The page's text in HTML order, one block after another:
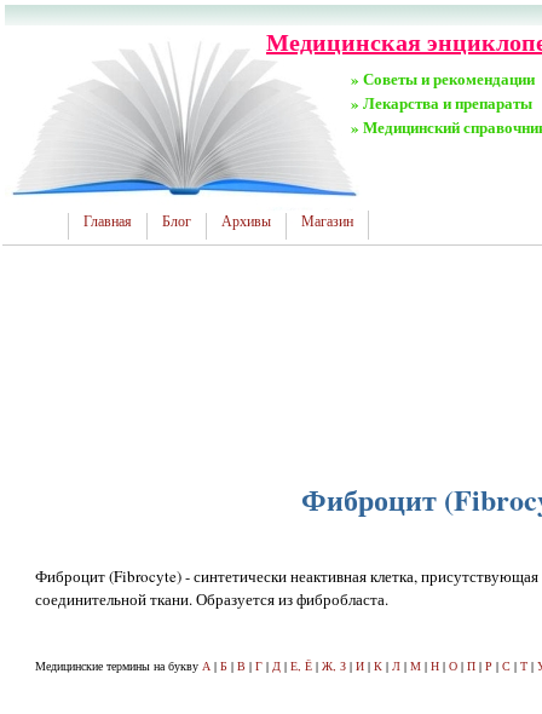
Медицинская
» Советы и рекомендации
» Лекарства и препараты
» Медицинский
Главная Блог Архивы Магазин
Фиброцит
Фиброцит (Fibrocyte) - синтетически неактивная клетка,
соединительной ткани. Образуется из фибробласта.
Медицинские термины на букву А | Б | В | Г | Д | Е, Ё | Ж, З | И | К | Л | М | Н | О | П | Р | С | Т |